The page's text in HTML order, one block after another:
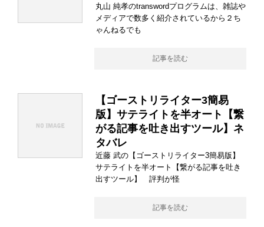
丸山 純孝のtranswordプログラムは、雑誌や
メディアで数多く紹介されているから２ち
ゃんねるでも
記事を読む
【ゴーストリライター3簡易
版】サテライトを半オート【繋
がる記事を吐き出すツール】ネ
タバレ
近藤 武の【ゴーストリライター3簡易版】
サテライトを半オート【繋がる記事を吐き
出すツール】 評判が怪
記事を読む